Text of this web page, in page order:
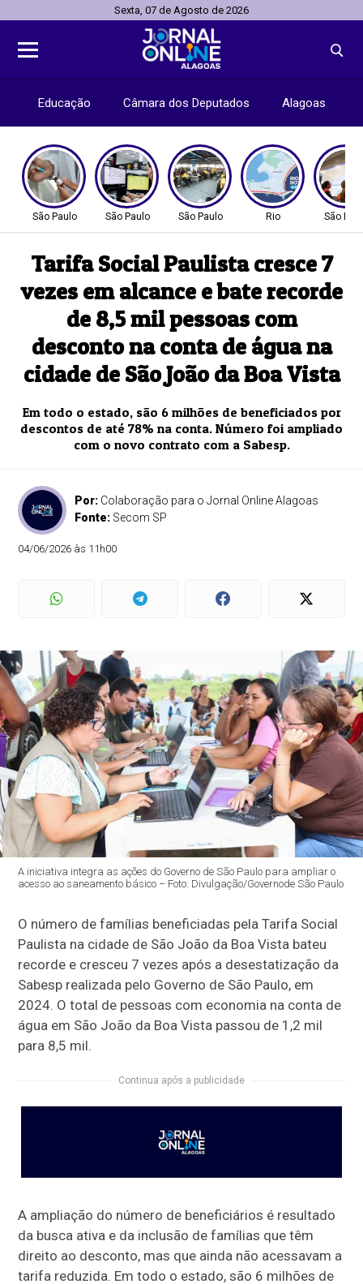
Sexta, 07 de Agosto de 2026
Educação Câmara dos Deputados Alagoas
São Paulo São Paulo São Paulo Rio São
Tarifa Social Paulista cresce 7
vezes em alcance e bate recorde
de 8,5 mil pessoas com
desconto na conta de água na
cidade de São João da Boa Vista
Em todo o estado, são 6 milhões de beneficiados por
descontos de até 78% na conta. Número foi ampliado
com o novo contrato com a Sabesp.
Por: Colaboração para o Jornal Online Alagoas
Fonte: Secom SP
04/06/2026 às 11h00
A iniciativa integra as ações do Governo de São Paulo para ampliar o
acesso ao saneamento básico – Foto: Divulgação/Governode São Paulo
O número de famílias beneficiadas pela Tarifa Social
Paulista na cidade de São João da Boa Vista bateu
recorde e cresceu 7 vezes após a desestatização da
Sabesp realizada pelo Governo de São Paulo, em
2024. O total de pessoas com economia na conta de
água em São João da Boa Vista passou de 1,2 mil
para 8,5 mil.
Continua após a publicidade
A ampliação do número de beneficiários é resultado
da busca ativa e da inclusão de famílias que têm
direito ao desconto, mas que ainda não acessavam a
tarifa reduzida. Em todo o estado, são 6 milhões de